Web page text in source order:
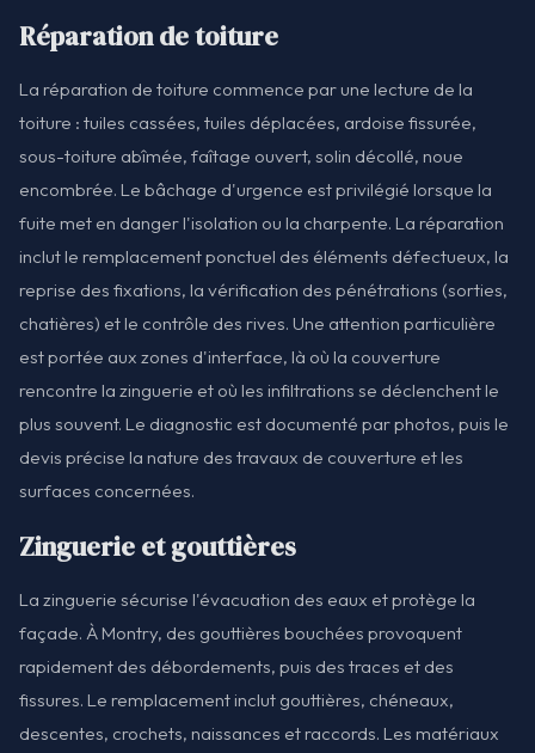
Réparation de toiture
La réparation de toiture commence par une lecture de la
toiture : tuiles cassées, tuiles déplacées, ardoise fissurée,
sous-toiture abîmée, faîtage ouvert, solin décollé, noue
encombrée. Le bâchage d'urgence est privilégié lorsque la
fuite met en danger l'isolation ou la charpente. La réparation
inclut le remplacement ponctuel des éléments défectueux, la
reprise des fixations, la vérification des pénétrations (sorties,
chatières) et le contrôle des rives. Une attention particulière
est portée aux zones d'interface, là où la couverture
rencontre la zinguerie et où les infiltrations se déclenchent le
plus souvent. Le diagnostic est documenté par photos, puis le
devis précise la nature des travaux de couverture et les
surfaces concernées.
Zinguerie et gouttières
La zinguerie sécurise l'évacuation des eaux et protège la
façade. À Montry, des gouttières bouchées provoquent
rapidement des débordements, puis des traces et des
fissures. Le remplacement inclut gouttières, chéneaux,
descentes, crochets, naissances et raccords. Les matériaux